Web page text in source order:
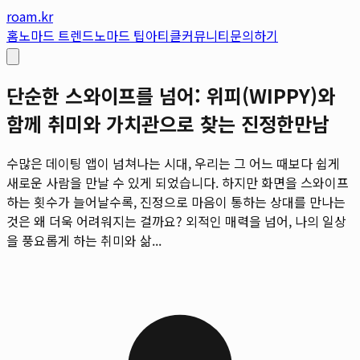
roam.kr
홈노마드 트렌드노마드 팁아티클커뮤니티문의하기
단순한 스와이프를 넘어: 위피(WIPPY)와
함께 취미와 가치관으로 찾는 진정한만남
수많은 데이팅 앱이 넘쳐나는 시대, 우리는 그 어느 때보다 쉽게
새로운 사람을 만날 수 있게 되었습니다. 하지만 화면을 스와이프
하는 횟수가 늘어날수록, 진정으로 마음이 통하는 상대를 만나는
것은 왜 더욱 어려워지는 걸까요? 외적인 매력을 넘어, 나의 일상
을 풍요롭게 하는 취미와 삶...